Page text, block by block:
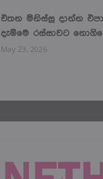
එතන මිනිස්සු දාන්න
දැම්මෙ රස්සාවට
May 23, 2026